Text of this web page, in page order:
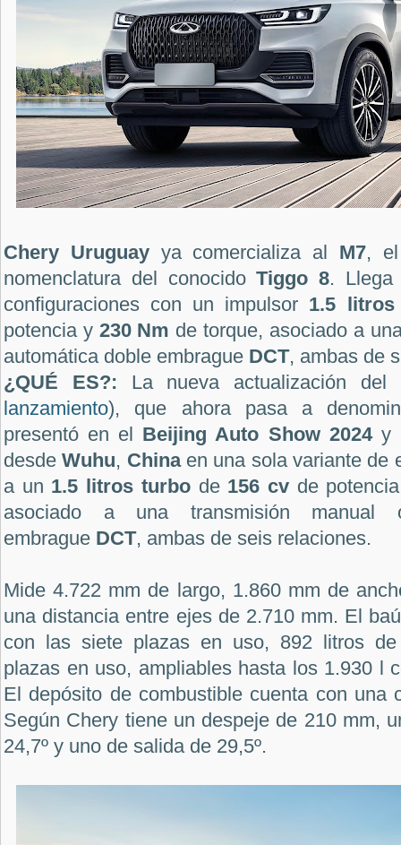
Chery Uruguay ya comercializa al M7,
nomenclatura del conocidoTiggo 8.
configuraciones con un impulsor 1.5
potencia y 230 Nm de torque, asociado a
automática doble embrague DCT, ambas de
¿QUÉ ES?: La nueva actualización del
lanzamiento), que ahora pasa a
presentó en el Beijing Auto Show 2024y
desdeWuhu, Chinaen una sola variante de
a un 1.5 litros turbo de 156 cv de
asociado a una transmisión manual
embrague DCT, ambas de seis relaciones.
Mide 4.722 mm de largo, 1.860 mm de
una distancia entre ejes de 2.710 mm. El
con las siete plazas en uso, 892 litros
plazas en uso, ampliables hasta los 1.930 l
El depósito de combustible cuenta con una
Según Chery tiene un despeje de 210 mm,
24,7º y uno de salida de 29,5º.